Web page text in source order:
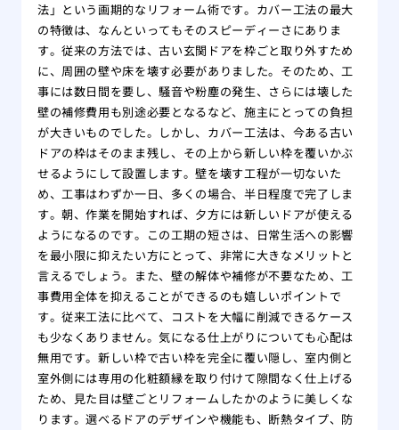
法」という画期的なリフォーム術です。カバー工法の最大
の特徴は、なんといってもそのスピーディーさにありま
す。従来の方法では、古い玄関ドアを枠ごと取り外すため
に、周囲の壁や床を壊す必要がありました。そのため、工
事には数日間を要し、騒音や粉塵の発生、さらには壊した
壁の補修費用も別途必要となるなど、施主にとっての負担
が大きいものでした。しかし、カバー工法は、今ある古い
ドアの枠はそのまま残し、その上から新しい枠を覆いかぶ
せるようにして設置します。壁を壊す工程が一切ないた
め、工事はわずか一日、多くの場合、半日程度で完了しま
す。朝、作業を開始すれば、夕方には新しいドアが使える
ようになるのです。この工期の短さは、日常生活への影響
を最小限に抑えたい方にとって、非常に大きなメリットと
言えるでしょう。また、壁の解体や補修が不要なため、工
事費用全体を抑えることができるのも嬉しいポイントで
す。従来工法に比べて、コストを大幅に削減できるケース
も少なくありません。気になる仕上がりについても心配は
無用です。新しい枠で古い枠を完全に覆い隠し、室内側と
室外側には専用の化粧額縁を取り付けて隙間なく仕上げる
ため、見た目は壁ごとリフォームしたかのように美しくな
ります。選べるドアのデザインや機能も、断熱タイプ、防